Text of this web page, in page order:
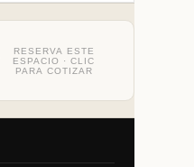
RESERVA ESTE
ESPACIO · CLIC
PARA COTIZAR